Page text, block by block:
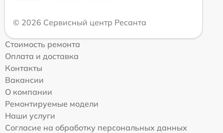
© 2026 Сервисный центр Ресанта
Стоимость ремонта
Оплата и доставка
Контакты
Вакансии
О компании
Ремонтируемые модели
Наши услуги
Согласие на обработку персональных данных